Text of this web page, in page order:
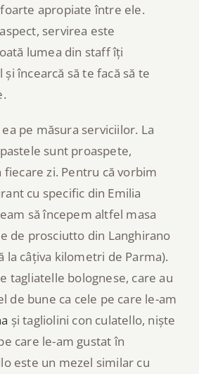
apropiate între ele.
servirea este
lumea din staff îți
încearcă să te facă să te
pe măsura serviciilor. La
sunt proaspete,
zi. Pentru că vorbim
cu specific din Emilia
să începem altfel masa
de prosciutto din Langhirano
la câțiva kilometri de Parma).
tagliatelle bolognese, care au
de bune ca cele pe care le-am
și tagliolini con culatello, niște
care le-am gustat în
este un mezel similar cu